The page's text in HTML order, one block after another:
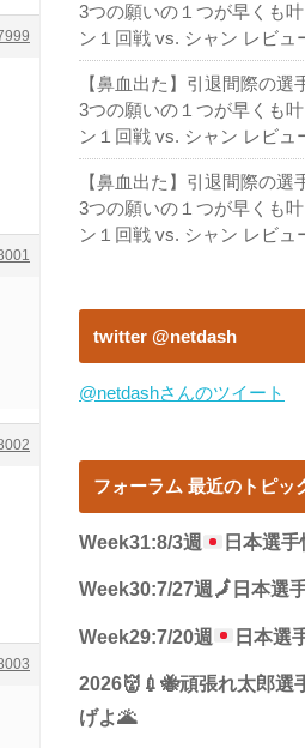
3つの願いの１つが早くも
ン１回戦 vs. シャン レビュ
【鼻血出た】引退間際の選
3つの願いの１つが早くも
ン１回戦 vs. シャン レビュ
【鼻血出た】引退間際の選
3つの願いの１つが早くも
ン１回戦 vs. シャン レビュ
twitter @netdash
@netdashさんのツイート
フォーラム 最近のトピッ
Week31:8/3週 日本選手
Week30:7/27週🗾 日本選
Week29:7/20週 日本選
2026👹💉🐝頑張れ太郎選
げよ🌋